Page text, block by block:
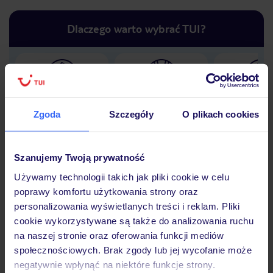
Zgoda Szczegóły O plikach cookies
Szanujemy Twoją prywatność
Używamy technologii takich jak pliki cookie w celu
poprawy komfortu użytkowania strony oraz
personalizowania wyświetlanych treści i reklam. Pliki
cookie wykorzystywane są także do analizowania ruchu
na naszej stronie oraz oferowania funkcji mediów
społecznościowych. Brak zgody lub jej wycofanie może
negatywnie wpłynąć na niektóre funkcje strony.
Dlaczego warto wybrać TUI?
Hotel
Opinie